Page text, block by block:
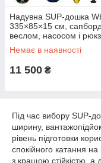
Надувна SUP-дошка
335×85×15 см,
веслом, насосом і
Немає в наявності
11 500 ₴
Під час вибору SUP-
ширину,
рівень підготовки
спокійного катання
з кращою стійкістю, а